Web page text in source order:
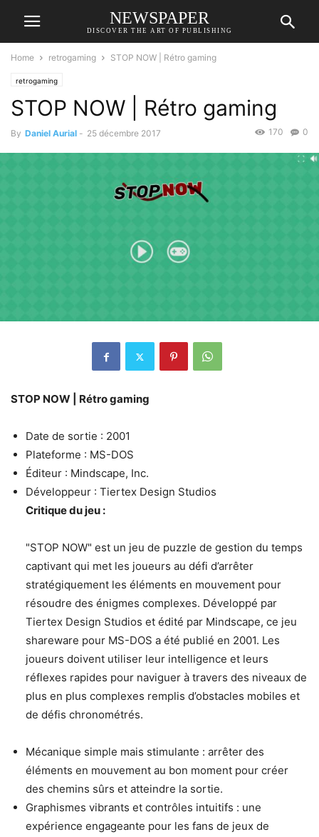
NEWSPAPER
DISCOVER THE ART OF PUBLISHING
Home retrogaming STOP NOW | Rétro gaming
retrogaming
STOP NOW | Rétro gaming
By Daniel Aurial - 25 décembre 2017 0
170
STOP NOW | Rétro gaming
Date de sortie : 2001
Plateforme : MS-DOS
Éditeur : Mindscape, Inc.
Développeur : Tiertex Design Studios
Critique du jeu :
"STOP NOW" est un jeu de puzzle de gestion du temps
captivant qui met les joueurs au défi d’arrêter
stratégiquement les éléments en mouvement pour
résoudre des énigmes complexes. Développé par
Tiertex Design Studios et édité par Mindscape, ce jeu
shareware pour MS-DOS a été publié en 2001. Les
joueurs doivent utiliser leur intelligence et leurs
réflexes rapides pour naviguer à travers des niveaux de
plus en plus complexes remplis d’obstacles mobiles et
de défis chronométrés.
Mécanique simple mais stimulante : arrêter des
éléments en mouvement au bon moment pour créer
des chemins sûrs et atteindre la sortie.
Graphismes vibrants et contrôles intuitifs : une
expérience engageante pour les fans de jeux de